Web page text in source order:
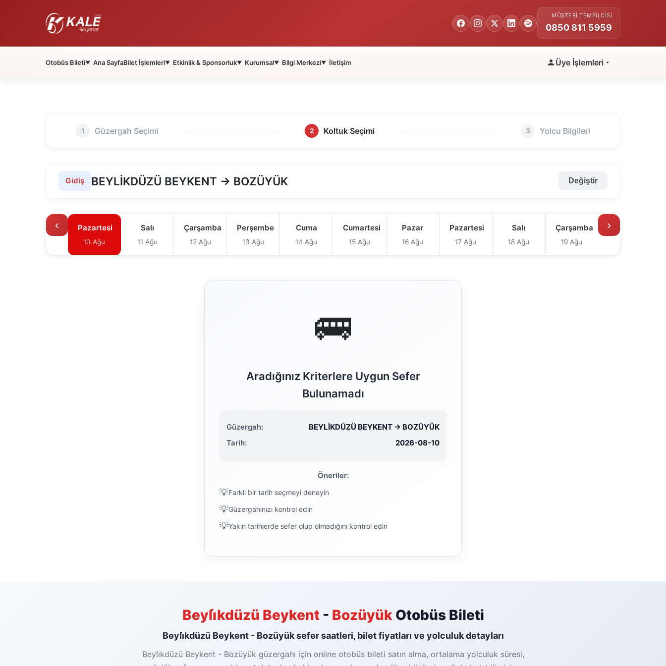
MÜŞTERI TEMSILCISI
0850 811 5959
Otobüs Bileti▼ Ana SayfaBilet İşlemleri▼ Etkinlik & Sponsorluk▼ Kurumsal▼ Bilgi Merkezi▼ İletişim Üye İşlemleri
1 Güzergah Seçimi 2 Koltuk Seçimi 3 Yolcu Bilgileri
Gidiş BEYLİKDÜZÜ BEYKENT → BOZÜYÜK Değiştir
‹ Pazartesi
10 Ağu
Salı
11 Ağu
Çarşamba
12 Ağu
Perşembe
13 Ağu
Cuma
14 Ağu
Cumartesi
15 Ağu
Pazar
16 Ağu
Pazartesi
17 Ağu
Salı
18 Ağu
Çarşamba
19 Ağu
›
🚌
Aradığınız Kriterlere Uygun Sefer
Bulunamadı
Güzergah:
BEYLİKDÜZÜ BEYKENT → BOZÜYÜK
Tarih:
2026-08-10
Öneriler:
Farklı bir tarih seçmeyi deneyin
Güzergahınızı kontrol edin
Yakın tarihlerde sefer olup olmadığını kontrol edin
Beyli̇kdüzü Beykent- BozüyükOtobüs Bileti
Beyli̇kdüzü Beykent - Bozüyük sefer saatleri, bilet fiyatları ve yolculuk detayları
Beyli̇kdüzü Beykent - Bozüyük güzergahı için online otobüs bileti satın alma, ortalama yolculuk süresi,